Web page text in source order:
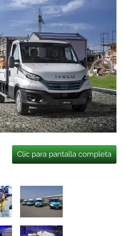
Clic para pantalla completa